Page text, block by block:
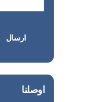
اوصلنا